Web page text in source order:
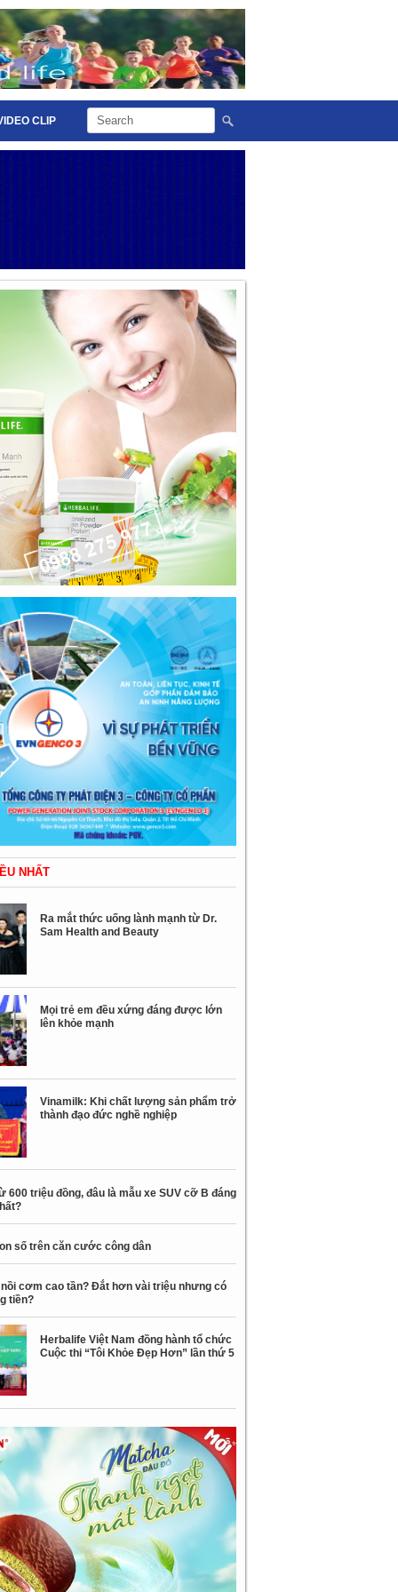
CLIP
NHẤT
Ra mắt thức uống lành mạnh từ Dr.
Sam Health and Beauty
Mọi trẻ em đều xứng đáng được lớn
lên khỏe mạnh
Vinamilk: Khi chất lượng sản phẩm trở
thành đạo đức nghề nghiệp
600 triệu đồng, đâu là mẫu xe SUV cỡ B đáng
số trên căn cước công dân
nồi cơm cao tần? Đắt hơn vài triệu nhưng có
tiền?
Herbalife Việt Nam đồng hành tổ chức
Cuộc thi “Tôi Khỏe Đẹp Hơn” lần thứ 5